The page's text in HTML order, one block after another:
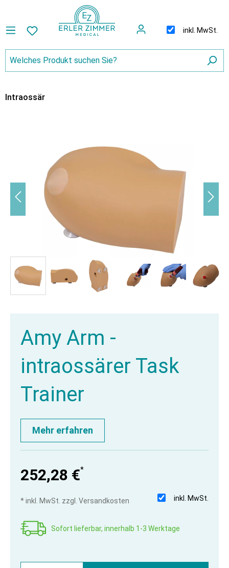
inkl. MwSt.
Intraossär
Amy Arm -
intraossärer Task
Trainer
Mehr erfahren
252,28 €*
inkl. MwSt.
* inkl. MwSt. zzgl. Versandkosten
Sofort lieferbar, innerhalb 1-3 Werktage